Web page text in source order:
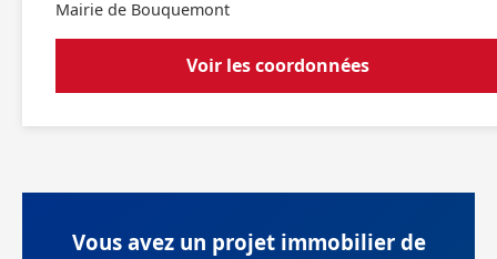
Mairie de Bouquemont
Voir les coordonnées
Vous avez un projet immobilier de